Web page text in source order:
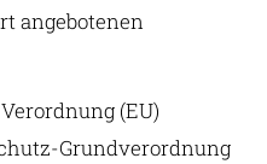
angebotenen
(EU)
Grundverordnung